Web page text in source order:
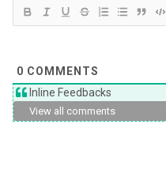
0 COMMENTS
Inline Feedbacks
View all comments